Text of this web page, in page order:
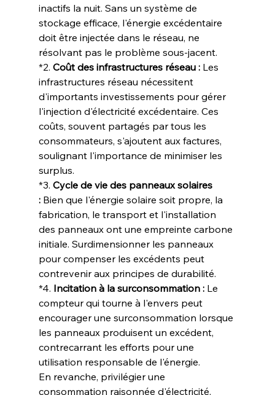
inactifs la nuit. Sans un système de
stockage efficace, l'énergie excédentaire
doit être injectée dans le réseau, ne
résolvant pas le problème sous-jacent.
*2. Coût des infrastructures réseau : Les
infrastructures réseau nécessitent
d'importants investissements pour gérer
l'injection d'électricité excédentaire. Ces
coûts, souvent partagés par tous les
consommateurs, s'ajoutent aux factures,
soulignant l'importance de minimiser les
surplus.
*3. Cycle de vie des panneaux solaires
: Bien que l'énergie solaire soit propre, la
fabrication, le transport et l'installation
des panneaux ont une empreinte carbone
initiale. Surdimensionner les panneaux
pour compenser les excédents peut
contrevenir aux principes de durabilité.
*4. Incitation à la surconsommation : Le
compteur qui tourne à l'envers peut
encourager une surconsommation lorsque
les panneaux produisent un excédent,
contrecarrant les efforts pour une
utilisation responsable de l'énergie.
En revanche, privilégier une
consommation raisonnée d'électricité,